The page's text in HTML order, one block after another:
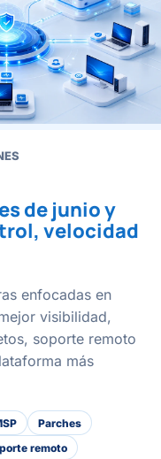
de junio y
velocidad
enfocadas en
visibilidad,
soporte remoto
más
Parches
remoto